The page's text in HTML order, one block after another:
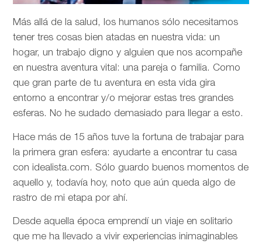
Más allá de la salud, los humanos sólo necesitamos
tener tres cosas bien atadas en nuestra vida: un
hogar, un trabajo digno y alguien que nos acompañe
en nuestra aventura vital: una pareja o familia. Como
que gran parte de tu aventura en esta vida gira
entorno a encontrar y/o mejorar estas tres grandes
esferas. No he sudado demasiado para llegar a esto.
Hace más de 15 años tuve la fortuna de trabajar para
la primera gran esfera: ayudarte a encontrar tu casa
con idealista.com. Sólo guardo buenos momentos de
aquello y, todavía hoy, noto que aún queda algo de
rastro de mi etapa por ahí.
Desde aquella época emprendí un viaje en solitario
que me ha llevado a vivir experiencias inimaginables